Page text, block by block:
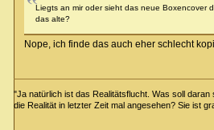
Liegts an mir oder sieht das neue Boxencover
das alte?
Nope, ich finde das auch eher schlecht
"Ja natürlich ist das Realitätsflucht. Was soll
die Realität in letzter Zeit mal angesehen? Sie ist